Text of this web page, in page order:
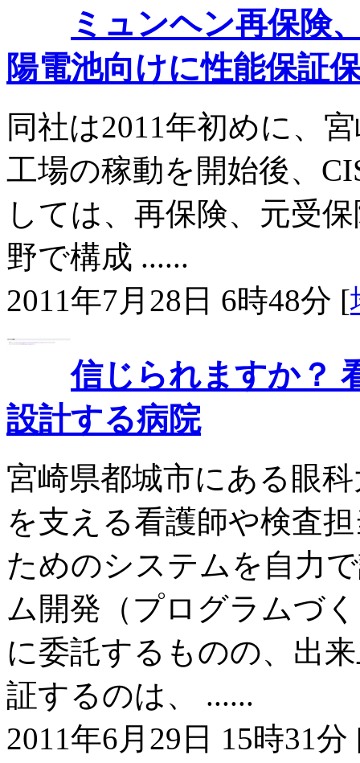
ミュンヘン再保険
陽電池向けに性能保証
同社は2011年初めに、
工場の稼動を開始後、
しては、再保険、元受
野で構成 ......
2011年7月28日 6時48分 [
信じられますか？
設計する病院
宮崎県都城市にある眼
を支える看護師や検査
ためのシステムを自力
ム開発（プログラムづ
に委託するものの、出
証するのは、 ......
2011年6月29日 15時31分